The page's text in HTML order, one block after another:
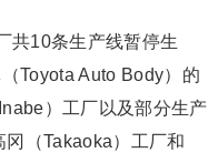
共10条生产线暂停生
Toyota Auto Body）的
）工厂以及部分生产
（Takaoka）工厂和